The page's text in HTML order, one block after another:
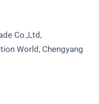
Co.,Ltd,
World, Chengyang